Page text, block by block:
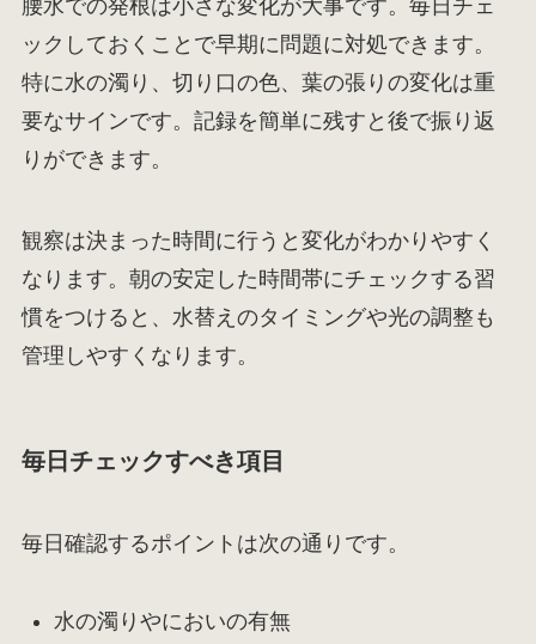
腰水での発根は小さな変化が大事です。毎日チェ
ックしておくことで早期に問題に対処できます。
特に水の濁り、切り口の色、葉の張りの変化は重
要なサインです。記録を簡単に残すと後で振り返
りができます。
観察は決まった時間に行うと変化がわかりやすく
なります。朝の安定した時間帯にチェックする習
慣をつけると、水替えのタイミングや光の調整も
管理しやすくなります。
毎日チェックすべき項目
毎日確認するポイントは次の通りです。
水の濁りやにおいの有無